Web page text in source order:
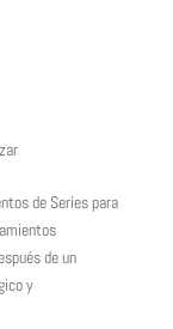
de Series para
de un
y